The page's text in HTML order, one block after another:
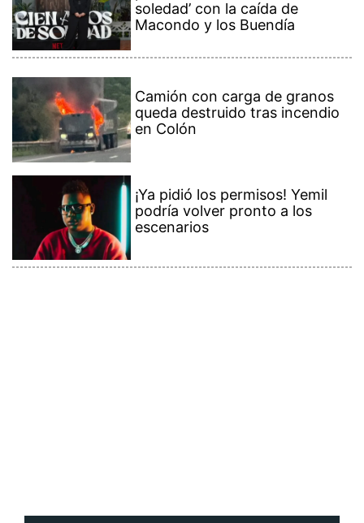
soledad’ con la caída de
Macondo y los Buendía
Camión con carga de granos
queda destruido tras incendio
en Colón
¡Ya pidió los permisos! Yemil
podría volver pronto a los
escenarios